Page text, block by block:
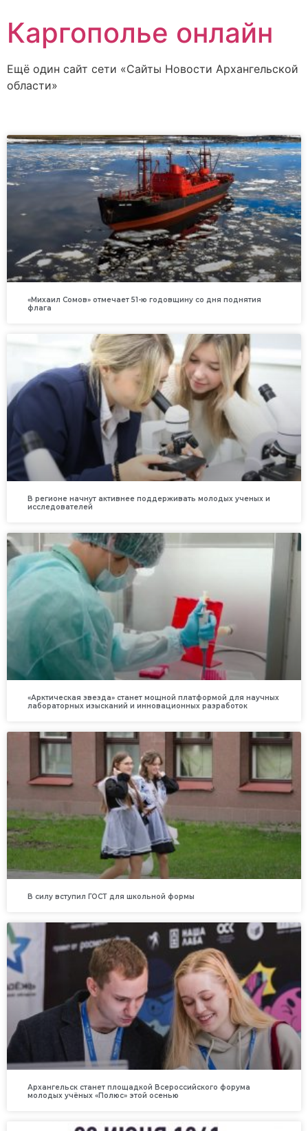
Каргополье онлайн
Ещё один сайт сети «Сайты Новости Архангельской
области»
«Михаил Сомов» отмечает 51-ю годовщину со дня поднятия
флага
В регионе начнут активнее поддерживать молодых ученых и
исследователей
«Арктическая звезда» станет мощной платформой для научных
лабораторных изысканий и инновационных разработок
В силу вступил ГОСТ для школьной формы
Архангельск станет площадкой Всероссийского форума
молодых учёных «Полюс» этой осенью